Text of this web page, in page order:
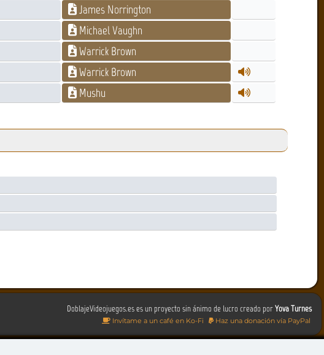
James Norrington
Michael Vaughn
Warrick Brown
Warrick Brown
Mushu
DoblajeVideojuegos.es es un proyecto sin ánimo de lucro creado porYova Turnes
Invítame a un café en Ko-Fi Haz una donación vía PayPal